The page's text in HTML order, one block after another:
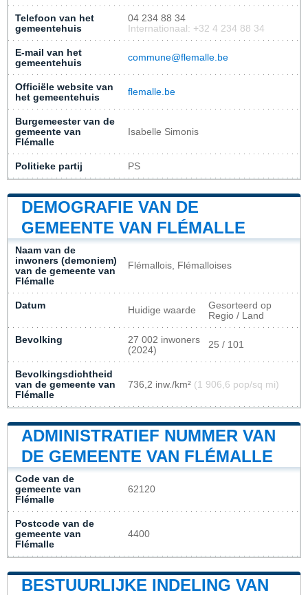
Telefoon van het
gemeentehuis
04 234 88 34
Internationaal: +32 4 234 88 34
E-mail van het
gemeentehuis
commune@flemalle.be
Officiële website van
het gemeentehuis
flemalle.be
Burgemeester van de
gemeente van
Flémalle
Isabelle Simonis
Politieke partij PS
DEMOGRAFIE VAN DE
GEMEENTE VAN FLÉMALLE
Naam van de
inwoners (demoniem)
van de gemeente van
Flémalle
Flémallois, Flémalloises
Datum Huidige waarde
Gesorteerd op
Regio / Land
Bevolking
27 002 inwoners
(2024)
25 / 101
Bevolkingsdichtheid
van de gemeente van
Flémalle
736,2 inw./km² (1 906,6 pop/sq mi)
ADMINISTRATIEF NUMMER VAN
DE GEMEENTE VAN FLÉMALLE
Code van de
gemeente van
Flémalle
62120
Postcode van de
gemeente van
Flémalle
4400
BESTUURLIJKE INDELING VAN